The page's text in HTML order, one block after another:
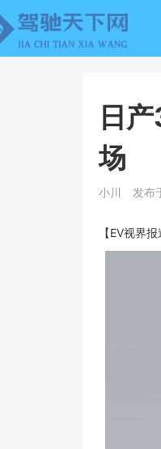
日
场
小川 发布
【EV视界